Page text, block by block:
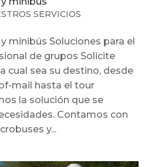
SERVICIOS
minibús Soluciones para el
de grupos Solicite
cual sea su destino, desde
mail hasta el tour
la solución que se
Contamos con
y...